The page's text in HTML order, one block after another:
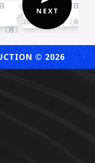
月）
2025年9月7日（日）
〜
2025年9月9日（火）
©︎ 2026